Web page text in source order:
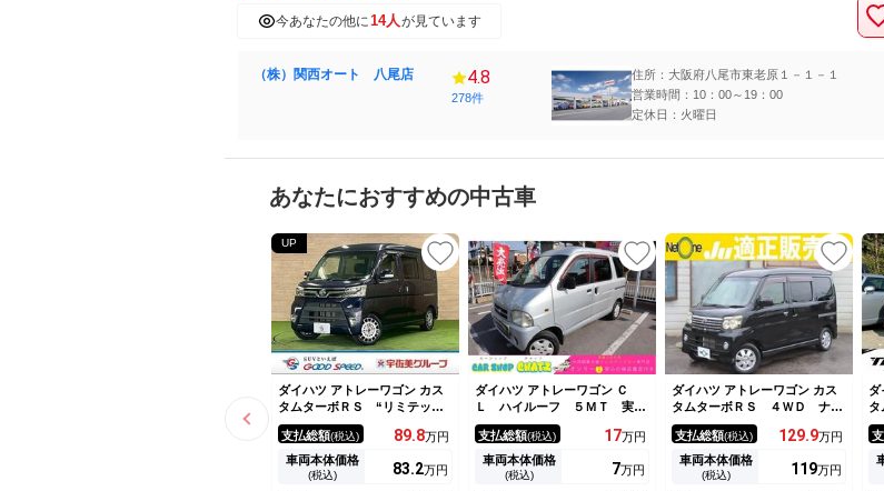
今あなたの他に14人が見ています
（株）関西オート 八尾店 4.8
278件
住所：大阪府八尾市東老原１－１－１
営業時間：10：00～19：00
定休日：火曜日
あなたにおすすめの中古車
UP
ダイハツ アトレーワゴン カス
タムターボＲＳ “リミテッド
ＳＡ ＩＩＩ” 片側電動スラ
イドドア／ＬＵＭＡＣＡホイー
ル／ＬＥＤヘッドライト／衝突
軽減ブレーキ／オートハイビー
支払総額(税込) 89.8万円
車両本体価格
(税込) 83.2万円
ダイハツ アトレーワゴン Ｃ
Ｌ ハイルーフ ５ＭＴ 実走
行８４０００ｋｍ 両側スライ
ドドア 令和３年タイミングベ
ルト交換済み エアコン パワ
ステ エアバック キーレス
支払総額(税込) 17万円
車両本体価格
(税込) 7万円
ダイハツ アトレーワゴン カス
タムターボＲＳ ４ＷＤ ナ
ビ 車中泊 サブバッテリー
リアテーブル リアヒーター
ＥＴＣ 純正１３インチアル
ミ ＨＩＤヘッドライト フォ
支払総額(税込) 129.9万円
車両本体価格
(税込) 119万円
ダ
ー
パ